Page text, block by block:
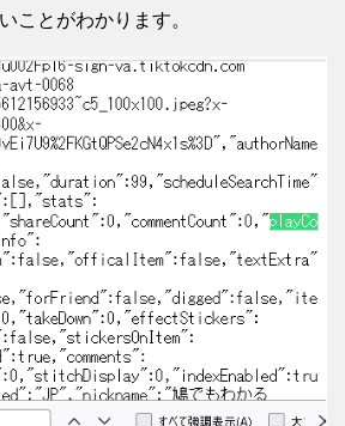
ことがわかります。